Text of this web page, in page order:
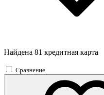
Найдена 81 кредитная карта
Сравнение